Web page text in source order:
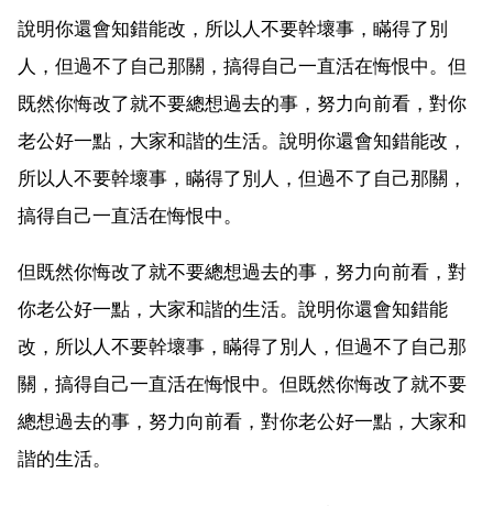
說明你還會知錯能改，所以人不要幹壞事，瞞得了別
人，但過不了自己那關，搞得自己一直活在悔恨中。但
既然你悔改了就不要總想過去的事，努力向前看，對你
老公好一點，大家和諧的生活。說明你還會知錯能改，
所以人不要幹壞事，瞞得了別人，但過不了自己那關，
搞得自己一直活在悔恨中。
但既然你悔改了就不要總想過去的事，努力向前看，對
你老公好一點，大家和諧的生活。說明你還會知錯能
改，所以人不要幹壞事，瞞得了別人，但過不了自己那
關，搞得自己一直活在悔恨中。但既然你悔改了就不要
總想過去的事，努力向前看，對你老公好一點，大家和
諧的生活。